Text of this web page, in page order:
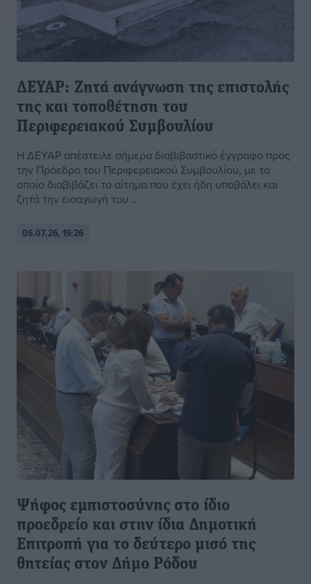
ΔΕΥΑΡ: Ζητά ανάγνωση της επιστολής
της και τοποθέτηση του
Περιφερειακού Συμβουλίου
Η ΔΕΥΑΡ απέστειλε σήμερα διαβιβαστικό έγγραφο προς
την Πρόεδρο του Περιφερειακού Συμβουλίου, με το
οποίο διαβιβάζει το αίτημα που έχει ήδη υποβάλει και
ζητά την εισαγωγή του ...
06.07.26, 19:26
Ψήφος εμπιστοσύνης στο ίδιο
προεδρείο και στην ίδια Δημοτική
Επιτροπή για το δεύτερο μισό της
θητείας στον Δήμο Ρόδου